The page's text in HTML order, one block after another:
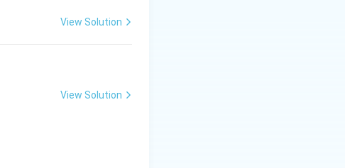
View Solution
View Solution